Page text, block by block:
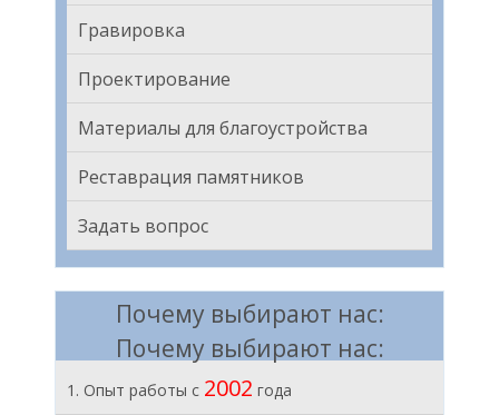
Гравировка
Проектирование
Материалы для благоустройства
Реставрация памятников
Задать вопрос
Почему выбирают нас:
Почему выбирают нас:
1. Опыт работы с 2002 года